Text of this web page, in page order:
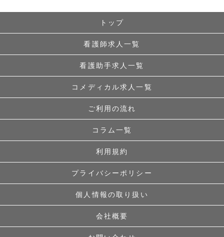
トップ
看護師求人一覧
看護助手求人一覧
コメディカル求人一覧
ご利用の流れ
コラム一覧
利用規約
プライバシーポリシー
個人情報の取り扱い
会社概要